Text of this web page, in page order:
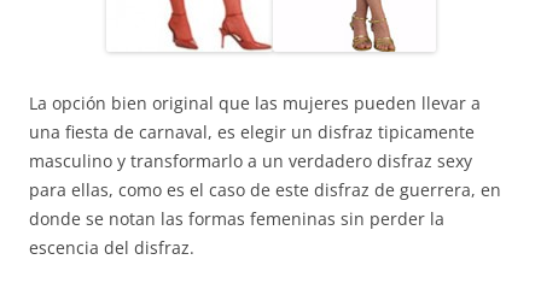
La opción bien original que las mujeres pueden llevar a
una fiesta de carnaval, es elegir un disfraz tipicamente
masculino y transformarlo a un verdadero disfraz sexy
para ellas, como es el caso de este disfraz de guerrera, en
donde se notan las formas femeninas sin perder la
escencia del disfraz.